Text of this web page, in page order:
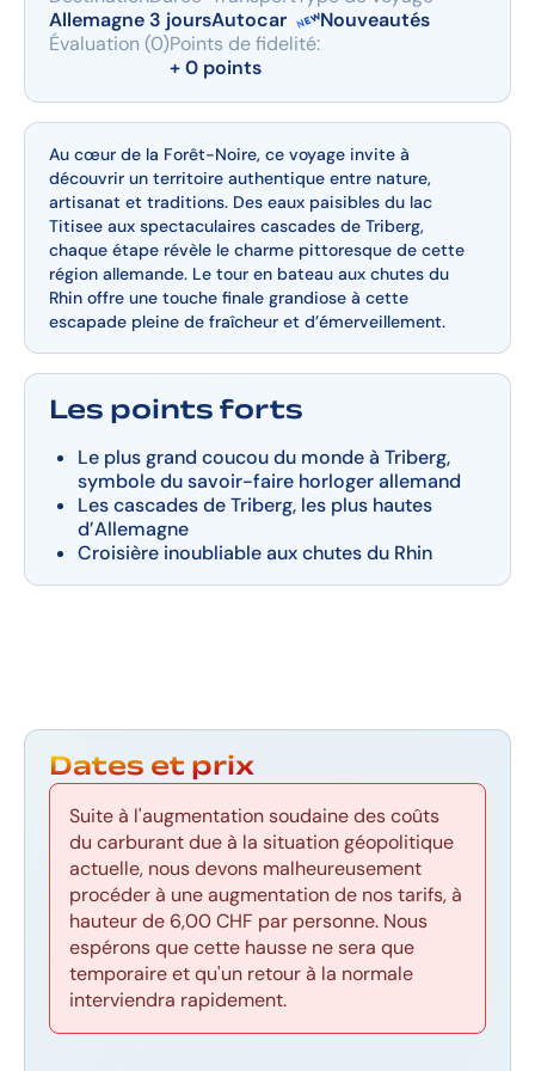
Allemagne 3 joursAutocar
Nouveautés
Évaluation (0)Points de fidelité:
+ 0 points
Au cœur de la Forêt-Noire, ce voyage invite à
découvrir un territoire authentique entre nature,
artisanat et traditions. Des eaux paisibles du lac
Titisee aux spectaculaires cascades de Triberg,
chaque étape révèle le charme pittoresque de cette
région allemande. Le tour en bateau aux chutes du
Rhin offre une touche finale grandiose à cette
escapade pleine de fraîcheur et d’émerveillement.
Les points forts
Le plus grand coucou du monde à Triberg,
symbole du savoir-faire horloger allemand
Les cascades de Triberg, les plus hautes
d’Allemagne
Croisière inoubliable aux chutes du Rhin
Dates et prix
Suite à l'augmentation soudaine des coûts
du carburant due à la situation géopolitique
actuelle, nous devons malheureusement
procéder à une augmentation de nos tarifs, à
hauteur de 6,00 CHF par personne. Nous
espérons que cette hausse ne sera que
temporaire et qu'un retour à la normale
interviendra rapidement.